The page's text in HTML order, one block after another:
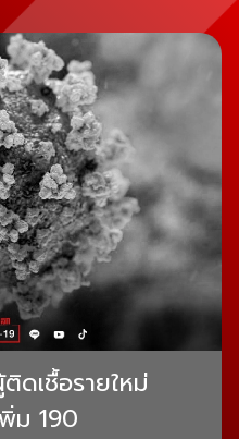
เชื้อรายใหม่
ม 190